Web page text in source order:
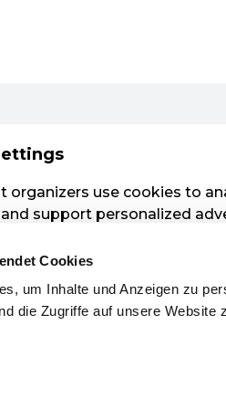
Cookies
um Inhalte und Anzeigen zu
die Zugriffe auf unsere Website